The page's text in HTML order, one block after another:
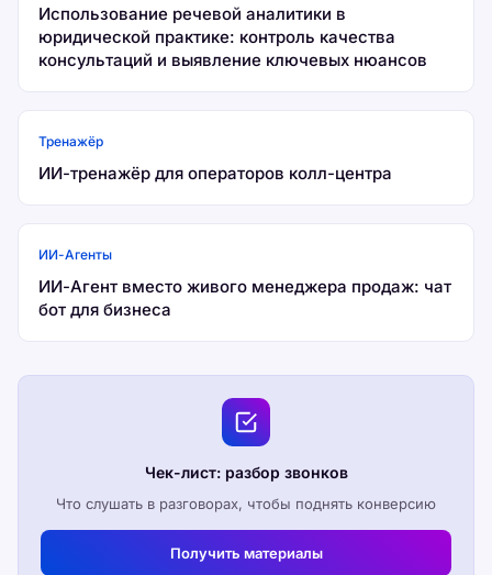
Использование речевой аналитики в
юридической практике: контроль качества
консультаций и выявление ключевых нюансов
Тренажёр
ИИ-тренажёр для операторов колл-центра
ИИ-Агенты
ИИ-Агент вместо живого менеджера продаж: чат
бот для бизнеса
Чек-лист: разбор звонков
Что слушать в разговорах, чтобы поднять конверсию
Получить материалы